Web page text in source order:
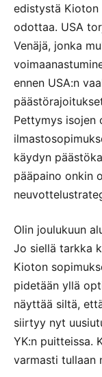
edistystä Kioton
odottaa. USA
Venäjä, jonka
ennen USA:n
Pettymys isojen
käydyn
pääpaino onkin
Olin joulukuun
Jo siellä tarkka
Kioton
pidetään yllä
näyttää siltä,
siirtyy nyt
YK:n puitteissa.
varmasti tullaan